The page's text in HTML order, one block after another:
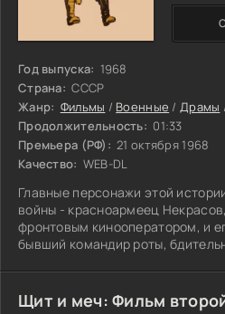
Год выпуска: 1968
Страна: СССР
Жанр: Фильмы / Военные /Драмы
Продолжительность: 01:33
Премьера (РФ): 21 октября 1968
Качество: WEB-DL
Главные персонажи этой
войны - красноармеец
фронтовым кинооператором, и
бывший командир роты,
«фотографа». Как будут
непростое время?
Щит и меч: Фильм